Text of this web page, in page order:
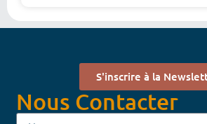
S'inscrire à la
Nous Contacter